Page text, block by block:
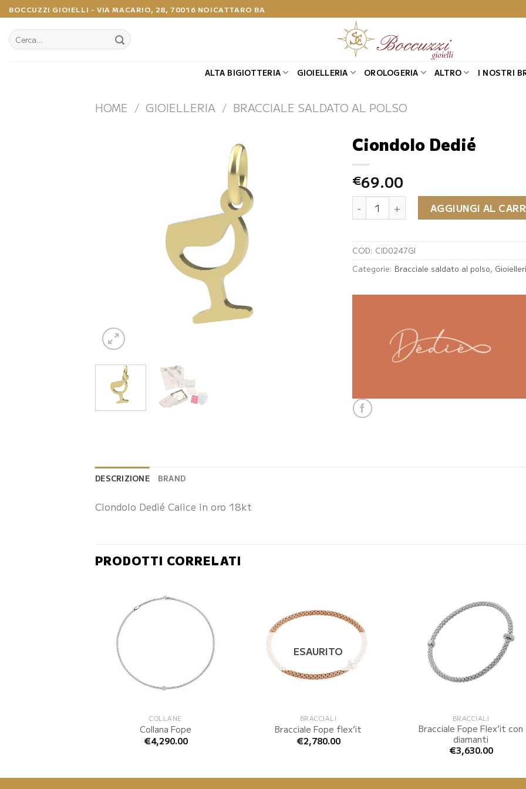
Salta
ai
contenuti
BOCCUZZI GIOIELLI - VIA MACARIO, 28, 70016 NOICATTARO BA
Cerca:
ALTA BIGIOTTERIA GIOIELLERIA OROLOGERIA ALTRO I NOSTRI
HOME / GIOIELLERIA / BRACCIALE SALDATO AL POLSO
Ciondolo Dedié
€69.00
Ciondolo Dedié quantitàAGGIUNGI AL
COD: CID0247GI
Categorie: Bracciale saldato al polso,
DESCRIZIONE BRAND
Ciondolo Dedié Calice in oro 18kt
PRODOTTI CORRELATI
COLLANE
Collana Fope
€4,290.00
ESAURITO
BRACCIALI
Bracciale Fope flex’it
€2,780.00
BRACCIALI
Bracciale Fope Flex’it con
diamanti
€3,630.00